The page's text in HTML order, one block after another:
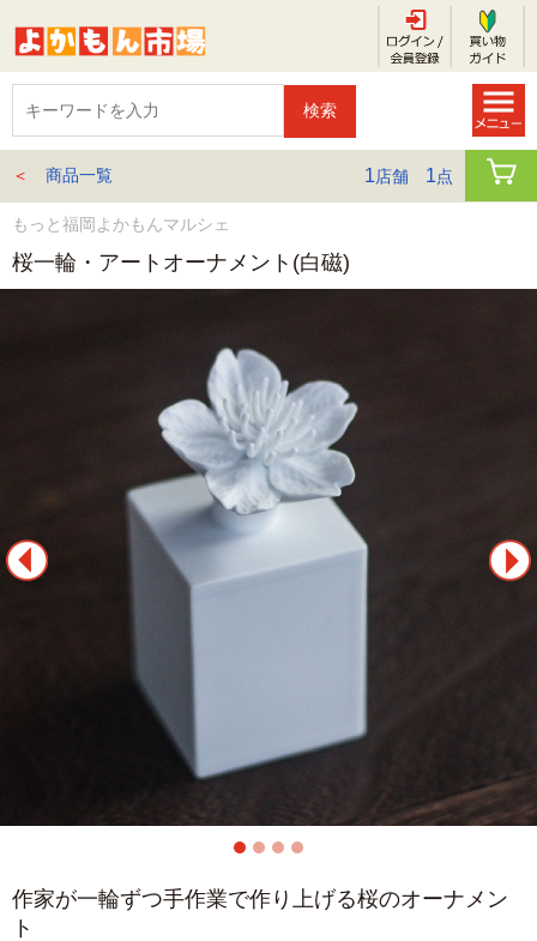
＜ 商品一覧 1店舗 1点
もっと福岡よかもんマルシェ
桜一輪・アートオーナメント(白磁)
作家が一輪ずつ手作業で作り上げる桜のオーナメン
ト